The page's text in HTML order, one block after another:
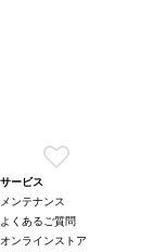
サービス
メンテナンス
よくあるご質問
オンラインストア